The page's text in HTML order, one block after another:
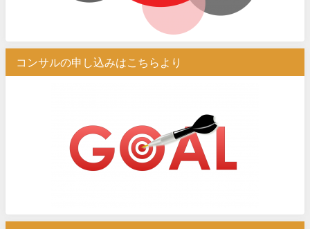
コンサルの申し込みはこちらより